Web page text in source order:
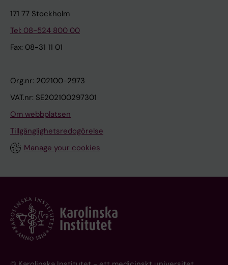
171 77 Stockholm
Tel: 08-524 800 00
Fax: 08-31 11 01
Org.nr: 202100-2973
VAT.nr: SE202100297301
Om webbplatsen
Tillgänglighetsredogörelse
Manage your cookies